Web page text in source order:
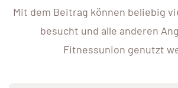
Mit dem Beitrag können beliebig
besucht und alle anderen
Fitnessunion genutzt